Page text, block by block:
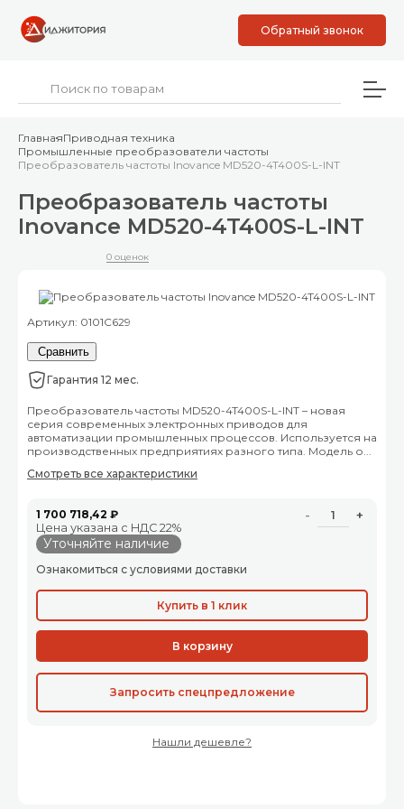
Обратный звонок
ГлавнаяПриводная техника
Промышленные преобразователи частоты
Преобразователь частоты Inovance MD520-4T400S-L-INT
Преобразователь частоты
Inovance MD520-4T400S-L-INT
0 оценок
Артикул: 0101C629
Сравнить
Гарантия 12 мес.
Преобразователь частоты MD520-4T400S-L-INT – новая
серия современных электронных приводов для
автоматизации промышленных процессов. Используется на
производственных предприятиях разного типа. Модель о...
Смотреть все характеристики
1 700 718,42 ₽
Цена указана с НДС 22%
Уточняйте наличие
- +
Ознакомиться с условиями доставки
Купить в 1 клик
В корзину
Запросить спецпредложение
Нашли дешевле?